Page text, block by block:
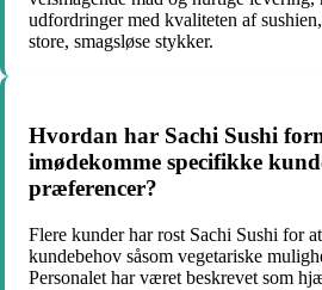
udfordringer med kvaliteten af
store, smagsløse stykker.
Hvordan har Sachi Sushi
imødekomme specifikke
præferencer?
Flere kunder har rost Sachi Sushi for
kundebehov såsom vegetariske
Personalet har været beskrevet som